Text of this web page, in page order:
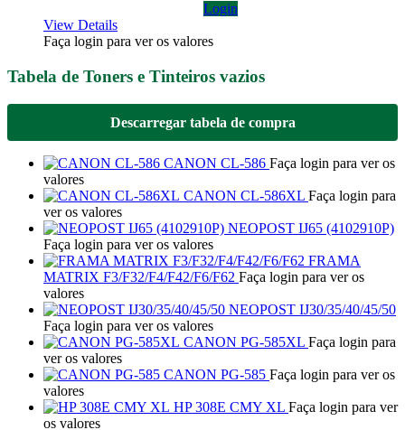
Login
View Details
Faça login para ver os valores
Tabela de Toners e Tinteiros vazios
Descarregar tabela de compra
CANON CL-586 Faça login para ver os
valores
CANON CL-586XL Faça login para
ver os valores
NEOPOST IJ65 (4102910P)
Faça login para ver os valores
FRAMA
MATRIX F3/F32/F4/F42/F6/F62 Faça login para ver os
valores
NEOPOST IJ30/35/40/45/50
Faça login para ver os valores
CANON PG-585XL Faça login para
ver os valores
CANON PG-585 Faça login para ver os
valores
HP 308E CMY XL Faça login para ver
os valores